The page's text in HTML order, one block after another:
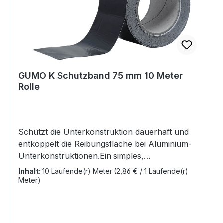
GUMO K Schutzband 75 mm 10 Meter
Rolle
Schützt die Unterkonstruktion dauerhaft und
entkoppelt die Reibungsfläche bei Aluminium-
Unterkonstruktionen.Ein simples,
selbstklebendes Schutz- und
Entkoppelungsband für Unterkonstruktionen
Inhalt: 10 Laufende(r) Meter (2,86 € / 1 Laufende(r)
Meter)